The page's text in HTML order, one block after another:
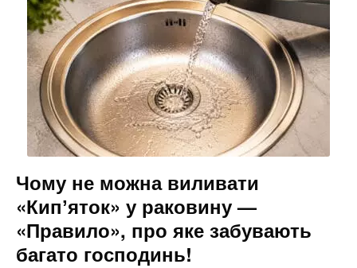
Чому не можна виливати
«Кипʼяток» у раковину —
«Правило», про яке забувають
багато господинь!